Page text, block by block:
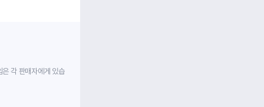
각 판매자에게 있습